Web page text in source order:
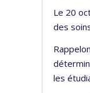
Le 20
des
les